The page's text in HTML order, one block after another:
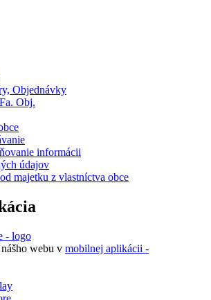
Objednávky
Obj.
informácii
údajov
majetku z vlastníctva obce
webu v mobilnej aplikácii -